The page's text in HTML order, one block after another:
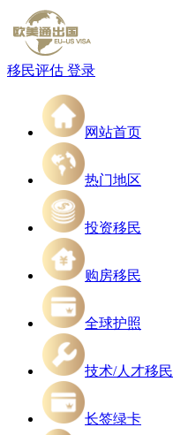
移民评估 登录
网站首页
热门地区
投资移民
购房移民
全球护照
技术/人才移民
长签绿卡